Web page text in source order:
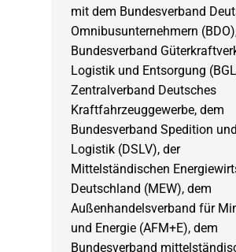
mit dem Bundesverband
Omnibusunternehmern
Bundesverband
Logistik und Entsorgung
Zentralverband Deutsches
Kraftfahrzeuggewerbe, dem
Bundesverband Spedition und
Logistik (DSLV), der
Mittelständischen
Deutschland (MEW), dem
Außenhandelsverband für
und Energie (AFM+E), dem
Bundesverband